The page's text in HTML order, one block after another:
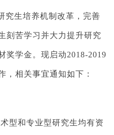
究生培养机制改革，完善
刻苦学习并大力提升研究
奖学金。现启动2018-2019
，相关事宜通知如下：
型和专业型研究生均有资